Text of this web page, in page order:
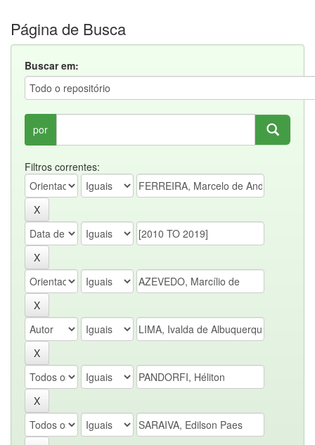
Página de Busca
Buscar em:
por
Filtros correntes: